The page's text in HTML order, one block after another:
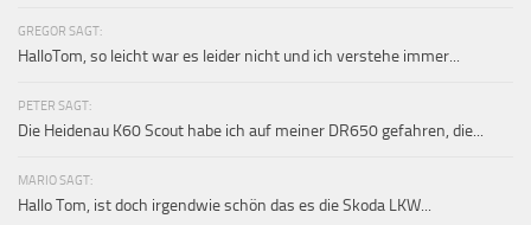
GREGOR SAGT:
HalloTom, so leicht war es leider nicht und ich verstehe immer...
PETER SAGT:
Die Heidenau K60 Scout habe ich auf meiner DR650 gefahren, die...
MARIO SAGT:
Hallo Tom, ist doch irgendwie schön das es die Skoda LKW...